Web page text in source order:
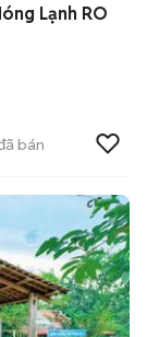
Lạnh RO
bán